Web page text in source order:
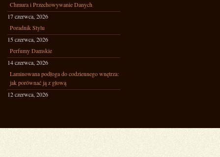
Chmura i Przechowywanie Danych
17 czerwca, 2026
Poradnik Stylu
15 czerwca, 2026
Perfumy Damskie
14 czerwca, 2026
Laminowana podłoga do codziennego wnętrza:
jak porównać ją z głową
12 czerwca, 2026